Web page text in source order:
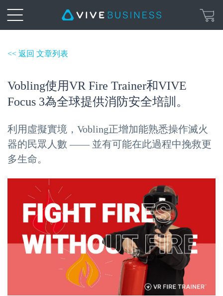
<< 返回 文章列表
Vobling使用VR Fire Trainer和VIVE
Focus 3為全球提供消防安全培訓。
利用虛擬實境，Vobling正增加能熟悉操作滅火
器的民眾人數 —— 並有可能在此過程中挽救更
多生命。